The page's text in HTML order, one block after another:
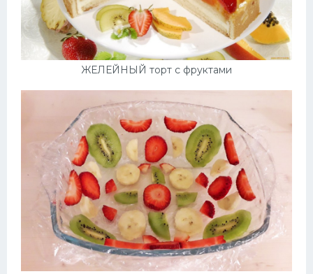
ЖЕЛЕЙНЫЙ торт с фруктами